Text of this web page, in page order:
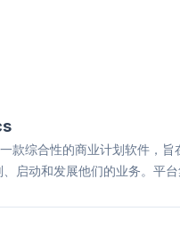
款综合性的商业计划软件，旨
启动和发展他们的业务。平
和深入报告功能，使用户能够